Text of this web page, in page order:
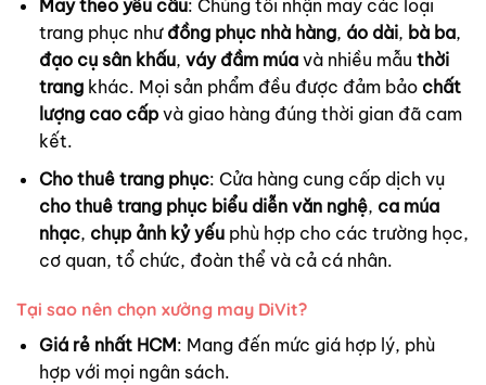
May theo yêu cầu: Chúng tôi nhận may các loại
trang phục như đồng phục nhà hàng, áo dài, bà ba,
đạo cụ sân khấu, váy đầm múavà nhiều mẫu thời
trangkhác. Mọi sản phẩm đều được đảm bảo chất
lượng cao cấpvà giao hàng đúng thời gian đã cam
kết.
Cho thuê trang phục: Cửa hàng cung cấp dịch vụ
cho thuê trang phục biểu diễn văn nghệ, ca múa
nhạc, chụp ảnh kỷ yếuphù hợp cho các trường học,
cơ quan, tổ chức, đoàn thể và cả cá nhân.
Tại sao nên chọn xưởng may DiVit?
Giá rẻ nhất HCM: Mang đến mức giá hợp lý, phù
hợp với mọi ngân sách.